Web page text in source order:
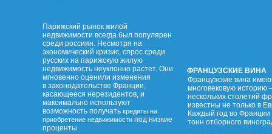
Парижский рынок жилой
недвижимости всегда был популярен
среди россиян. Несмотря на
экономический кризис, спрос среди
русских на парижскую жилую
недвижимость неуклонно растет. Они
мгновенно оценили изменения
в законодательстве Франции,
касающееся нерезидентов, и
максимально используют
возможность получать кредиты на
приобретение недвижимости под низкие
проценты.
ФРАНЦУЗСКИЕ ВИНА
Французские вина
многовековую историю
нескольких столетий
известны не только в
Каждый год во
тонн отборного